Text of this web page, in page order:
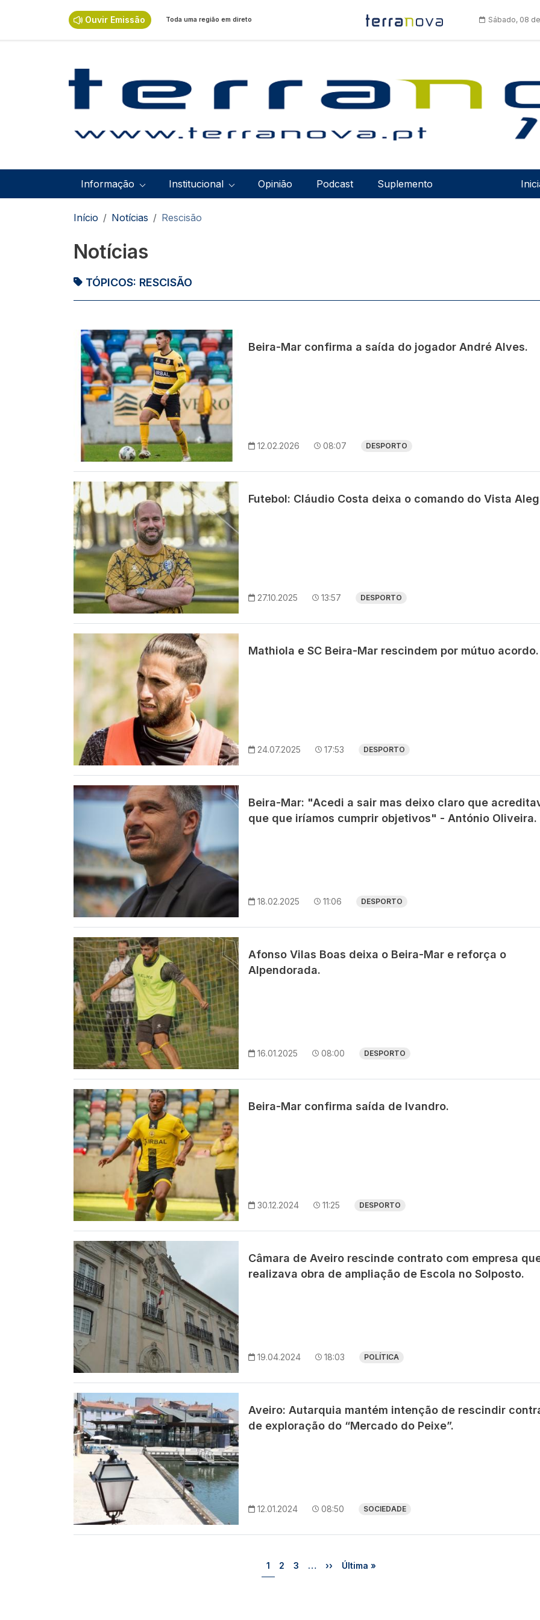
Ouvir Emissão Toda uma região em direto Sábado, 08
Navegação principal
Informação Institucional Opinião Podcast Suplemento
Navegação estrutural
Início Notícias Rescisão
Notícias
TÓPICOS: RESCISÃO
Imagem
Beira-Mar confirma a saída do jogador André Alves.
12.02.2026 08:07 DESPORTO
Imagem
Futebol: Cláudio Costa deixa o comando do Vista
27.10.2025 13:57 DESPORTO
Imagem
Mathiola e SC Beira-Mar rescindem por mútuo acordo.
24.07.2025 17:53 DESPORTO
Imagem
Beira-Mar: "Acedi a sair mas deixo claro que
que que iríamos cumprir objetivos" - António Oliveira.
18.02.2025 11:06 DESPORTO
Imagem
Afonso Vilas Boas deixa o Beira-Mar e reforça o
Alpendorada.
16.01.2025 08:00 DESPORTO
Imagem
Beira-Mar confirma saída de Ivandro.
30.12.2024 11:25 DESPORTO
Imagem
Câmara de Aveiro rescinde contrato com empresa
realizava obra de ampliação de Escola no Solposto.
19.04.2024 18:03 POLÍTICA
Imagem
Aveiro: Autarquia mantém intenção de rescindir
de exploração do “Mercado do Peixe”.
12.01.2024 08:50 SOCIEDADE
Página
1 Página
2 Página
3 … Próxima página
›› Última página
Última »